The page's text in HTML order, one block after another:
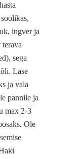
ingver ja
sega
Lase
ja vala
pannile ja
max 2-3
Ole